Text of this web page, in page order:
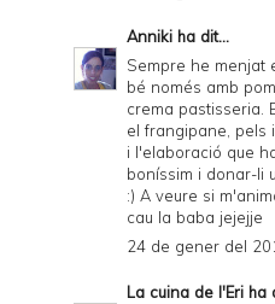
Anniki ha dit...
Sempre he menjat
bé només amb
crema pastisseria.
el frangipane, pels
i l'elaboració que
boníssim i donar-li
:) A veure si
cau la baba jejejje
24 de gener del
La cuina de l'Eri ha